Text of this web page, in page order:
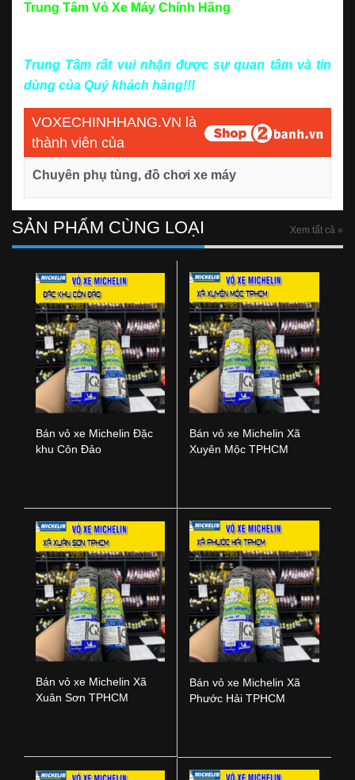
Trung Tâm Vỏ Xe Máy Chính Hãng
Trung Tâm rất vui nhận được sự quan tâm và tin
dùng của Quý khách hàng!!!
VOXECHINHHANG.VN là
thành viên của
Chuyên phụ tùng, đồ chơi xe máy
SẢN PHẨM CÙNG LOẠI Xem tất cả »
Bán vỏ xe Michelin Đặc
khu Côn Đảo
Bán vỏ xe Michelin Xã
Xuyên Mộc TPHCM
Bán vỏ xe Michelin Xã
Xuân Sơn TPHCM
Bán vỏ xe Michelin Xã
Phước Hải TPHCM